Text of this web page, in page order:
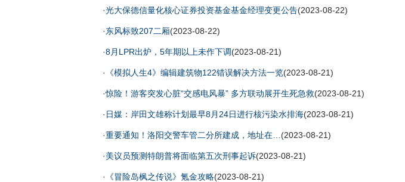
·光大保德信量化核心证券投资基金基金经理变更公告(2023-08-22)
·东风标致207二厢(2023-08-22)
·8月LPR出炉，5年期以上未作下调(2023-08-21)
· 《模拟人生4》编辑建筑物122错误解决方法一览(2023-08-21)
·惊险！游客突发心脏“交感电风暴” 多方联动展开生死急救(2023-08-21)
· 日媒：岸田文雄称计划最早8月24日进行核污染水排海(2023-08-21)
·重要通知！洛阳交警车管二分所建成，地址在… (2023-08-21)
·美议员预测特朗普将面临第五次刑事起诉(2023-08-21)
· 《冒险岛枫之传说》氪金攻略(2023-08-21)